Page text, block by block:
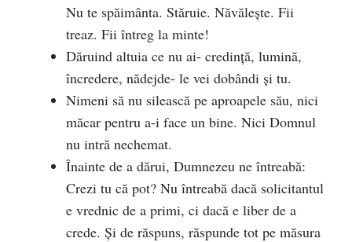
Nu te spăimânta. Stăruie. Năvăleşte. Fii
treaz. Fii întreg la minte!
Dăruind altuia ce nu ai- credinţă, lumină,
încredere, nădejde- le vei dobândi şi tu.
Nimeni să nu silească pe aproapele său, nici
măcar pentru a-i face un bine. Nici Domnul
nu intră nechemat.
Înainte de a dărui, Dumnezeu ne întreabă:
Crezi tu că pot? Nu întreabă dacă solicitantul
e vrednic de a primi, ci dacă e liber de a
crede. Și de răspuns, răspunde tot pe măsura